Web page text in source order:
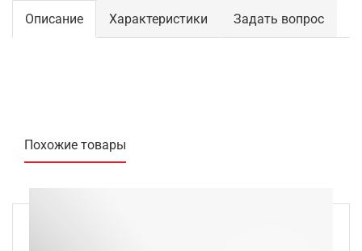
Описание Характеристики Задать вопрос
Похожие товары